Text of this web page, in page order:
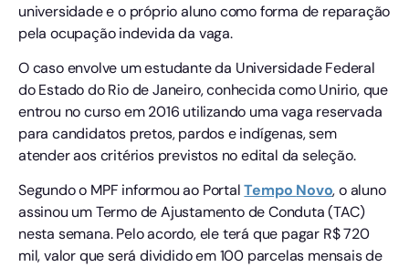
universidade e o próprio aluno como forma de reparação
pela ocupação indevida da vaga.
O caso envolve um estudante da Universidade Federal
do Estado do Rio de Janeiro, conhecida como Unirio, que
entrou no curso em 2016 utilizando uma vaga reservada
para candidatos pretos, pardos e indígenas, sem
atender aos critérios previstos no edital da seleção.
Segundo o MPF informou ao PortalTempo Novo, o aluno
assinou um Termo de Ajustamento de Conduta (TAC)
nesta semana. Pelo acordo, ele terá que pagar R$ 720
mil, valor que será dividido em 100 parcelas mensais de